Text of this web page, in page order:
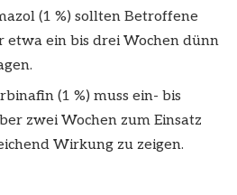
(1 %) sollten Betroffene
etwa ein bis drei Wochen dünn
(1 %) muss ein- bis
zwei Wochen zum Einsatz
Wirkung zu zeigen.